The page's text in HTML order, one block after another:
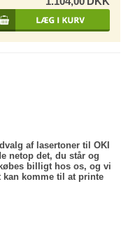
af lasertoner til OKI
netop det, du står og
billigt hos os, og vi
komme til at printe